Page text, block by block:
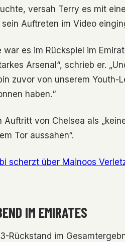
versah Terry es mit
Auftreten im Video
war es im Rückspiel im
Arsenal“, schrieb er.
zuvor von unserem
haben.“
von Chelsea als
Tor aussahen“.
scherzt über Mainoos
IM EMIRATES
Rückstand im